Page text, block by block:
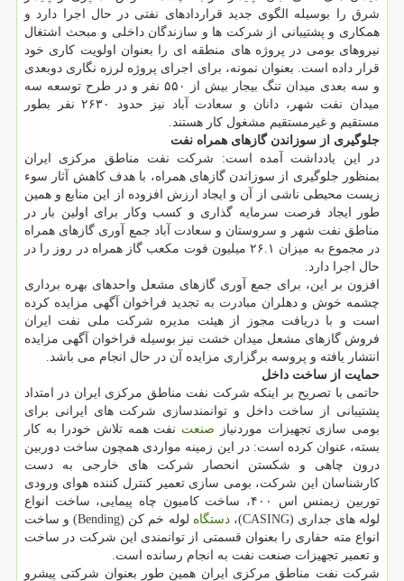
شرق را بوسیله الگوی جدید قراردادهای نفتی در حال اجرا دارد و
همکاری و پشتیبانی از شرکت ها و سازندگان داخلی و مبحث اشتغال
نیروهای بومی در پروژه های منطقه ای را بعنوان اولویت کاری خود
قرار داده است. بعنوان نمونه، برای اجرای پروژه لرزه نگاری دوبعدی
و سه بعدی میدان تنگ بیجار بیش از ۵۵۰ نفر و در طرح توسعه سه
میدان نفت شهر، دانان و سعادت آباد نیز حدود ۲۶۳۰ نفر بطور
مستقیم و غیرمستقیم مشغول کار هستند.
جلوگیری از سوزاندن گازهای همراه نفت
در این یادداشت آمده است: شرکت نفت مناطق مرکزی ایران
بمنظور جلوگیری از سوزاندن گازهای همراه، با هدف کاهش آثار سوء
زیست محیطی ناشی از آن و ایجاد ارزش افزوده از این منابع و همین
طور ایجاد فرصت سرمایه گذاری و کسب وکار برای اولین بار در
مناطق نفت شهر و سروستان و سعادت آباد جمع آوری گازهای همراه
در مجموع به میزان ۲۶.۱ میلیون فوت مکعب گاز همراه در روز را در
حال اجرا دارد.
افزون بر این، برای جمع آوری گازهای مشعل واحدهای بهره برداری
چشمه خوش و دهلران مبادرت به تجدید فراخوان آگهی مزایده کرده
است و با دریافت مجوز از هیئت مدیره شرکت ملی نفت ایران
فروش گازهای مشعل میدان خشت نیز بوسیله فراخوان آگهی مزایده
انتشار یافته و پروسه برگزاری مزایده آن در حال انجام می باشد.
حمایت از ساخت داخل
حاتمی با تصریح بر اینکه شرکت نفت مناطق مرکزی ایران در امتداد
پشتیبانی از ساخت داخل و توانمندسازی شرکت های ایرانی برای
بومی سازی تجهیزات موردنیاز صنعت نفت همه تلاش خودرا به کار
بسته، عنوان کرده است: در این زمینه مواردی همچون ساخت دوربین
درون چاهی و شکستن انحصار شرکت های خارجی به دست
کارشناسان این شرکت، بومی سازی تعمیر کنترل کننده هوای ورودی
توربین زیمنس اس ۴۰۰، ساخت کامیون چاه پیمایی، ساخت انواع
لوله های جداری (CASING)،
دستگاه
لوله خم کن (Bending) و ساخت
انواع مته حفاری را بعنوان قسمتی از توانمندی این شرکت در ساخت
و تعمیر تجهیزات صنعت نفت به انجام رسانده است.
شرکت نفت مناطق مرکزی ایران همین طور بعنوان شرکتی پیشرو